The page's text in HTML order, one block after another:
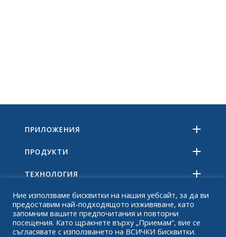
ПРИЛОЖЕНИЯ
ПРОДУКТИ
ТЕХНОЛОГИЯ
РЕСУРСИ
ОТНОСНО
Ние използваме бисквитки на нашия уебсайт, за да ви
предоставим най-подходящото изживяване, като
запомним вашите предпочитания и повторни
посещения. Като щракнете върху „Приемам“, вие се
съгласявате с използването на ВСИЧКИ бисквитки.